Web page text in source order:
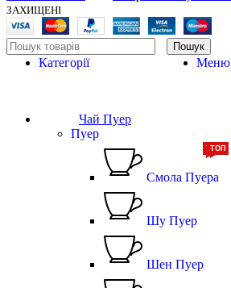
ЗАХИЩЕНІ
Пошук
Меню
Категорії
Чай Пуер
Пуер
Смола Пуера
ТОП
Шу Пуер
Шен Пуер
ТОП